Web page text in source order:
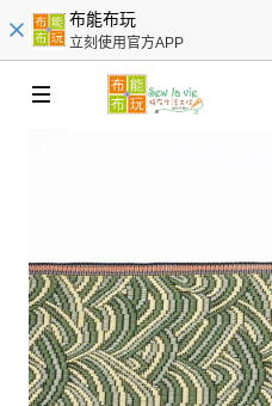
布能布玩
立刻使用官方APP